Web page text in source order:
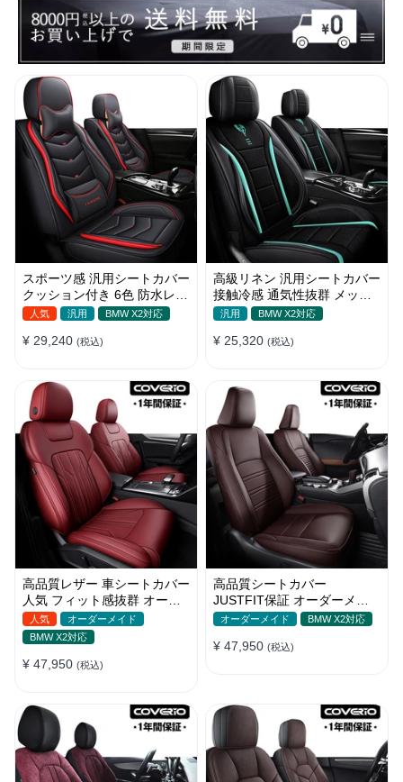
スポーツ感 汎用シートカバー
クッション付き 6色 防水レザ
ー 取付簡単 軽/普自動車
人気 汎用 BMW X2対応
¥ 29,240 (税込)
高級リネン 汎用シートカバー
接触冷感 通気性抜群 メッシ
ュ生地 スポーツ感 軽/普自動
汎用 BMW X2対応
¥ 25,320 (税込)
高品質レザー 車シートカバー
人気 フィット感抜群 オーダ
ーメイド おしゃれ 全席セッ
ト
人気
オーダーメイド
BMW X2対応
¥ 47,950 (税込)
高品質シートカバー
JUSTFIT保証 オーダーメイ
ド 12色レザー 防水 軽/普自動
オーダーメイド BMW X2対応
¥ 47,950 (税込)